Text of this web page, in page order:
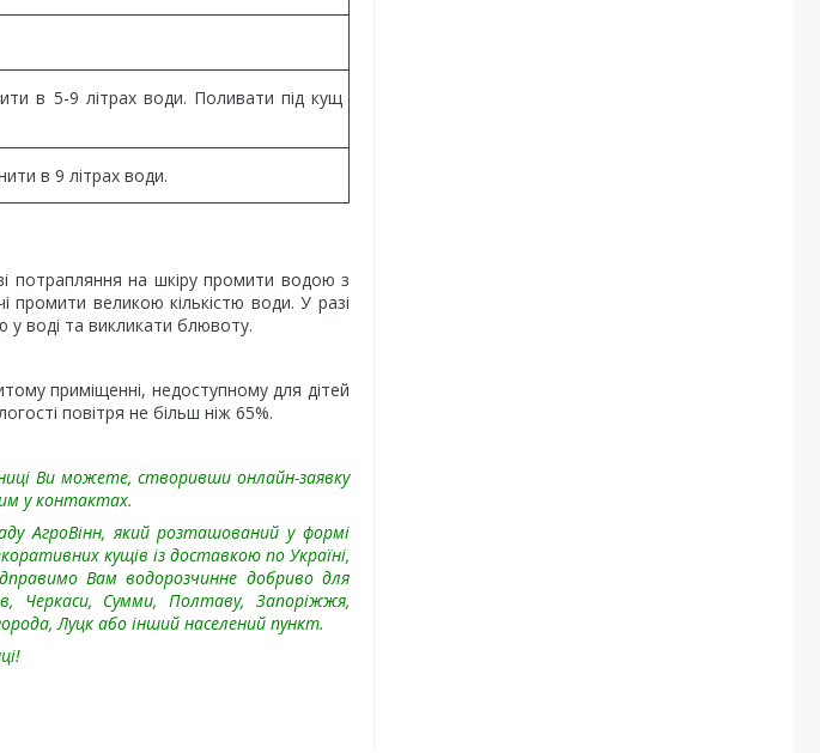
в 5-9 літрах води. Поливати під кущ
в 9 літрах води.
потрапляння на шкіру промити водою з
великою кількістю води. У разі
у воді та викликати блювоту.
приміщенні, недоступному для дітей
повітря не більш ніж 65%.
Ви можете, створивши онлайн-заявку
у контактах.
АгроВінн, який розташований у формі
кущів із доставкою по Україні,
Вам водорозчинне добриво для
Черкаси, Сумми, Полтаву, Запоріжжя,
Луцк або інший населений пункт.